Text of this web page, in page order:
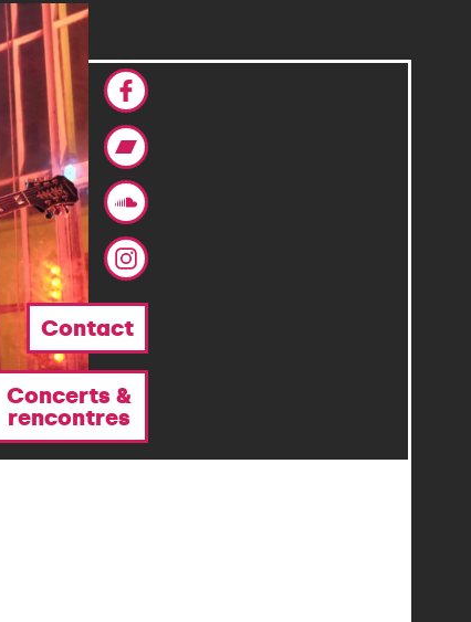
Contact
Concerts &
rencontres
Facebook
Bandcamp
Soundcloud
Instagram